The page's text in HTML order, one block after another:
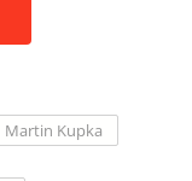
Martin Kupka